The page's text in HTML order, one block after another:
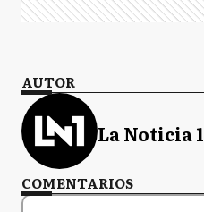
AUTOR
La Noticia 1
COMENTARIOS